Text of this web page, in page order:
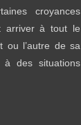
croyances
arriver à tout le
ou l’autre de sa
à des situations